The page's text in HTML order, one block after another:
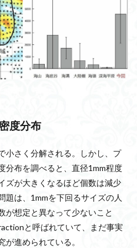
度分布
小さく分解される。しかし、プ
分布を調べると、直径1mm程度
ズが大きくなるほど個数は減少
題は、1mmを下回るサイズの人
が想定と異なって少ないこと
と呼ばれていて、まだ事実
進められている。